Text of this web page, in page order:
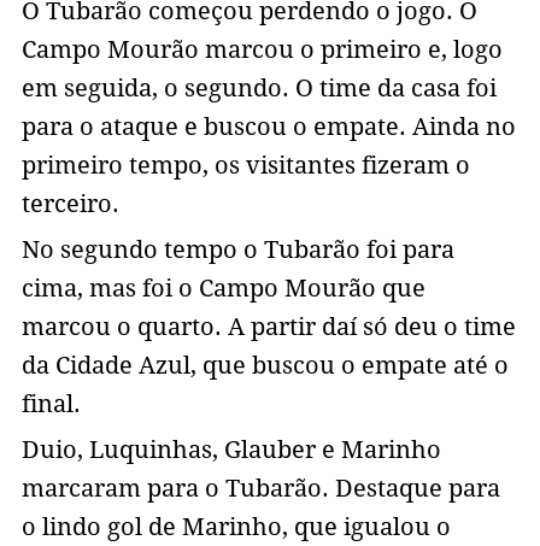
O Tubarão começou perdendo o jogo. O
Campo Mourão marcou o primeiro e, logo
em seguida, o segundo. O time da casa foi
para o ataque e buscou o empate. Ainda no
primeiro tempo, os visitantes fizeram o
terceiro.
No segundo tempo o Tubarão foi para
cima, mas foi o Campo Mourão que
marcou o quarto. A partir daí só deu o time
da Cidade Azul, que buscou o empate até o
final.
Duio, Luquinhas, Glauber e Marinho
marcaram para o Tubarão. Destaque para
o lindo gol de Marinho, que igualou o